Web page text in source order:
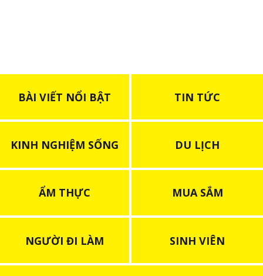
BÀI VIẾT NỔI BẬT TIN TỨC
KINH NGHIỆM SỐNG DU LỊCH
ẨM THỰC MUA SẮM
NGƯỜI ĐI LÀM SINH VIÊN